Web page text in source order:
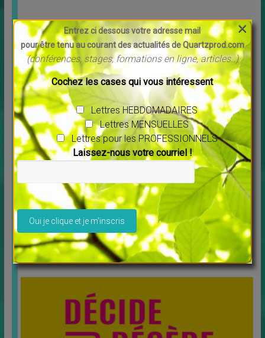
Découvrez Debowska Productions
↳LES MERVEILLES DU MONDE NOUVEAU
Livres
Profitez de la possibilité de louer ou télécharger les
films. Tous les films vous sont proposés en[…]
Message pour l’année 2025 Maitre Saint Germain
↳LES MERVEILLES DU MONDE NOUVEAU
Vous voulez écouter ce message cliquer sur ce lien :
[…]
Entrez ci dessous votre adresse mail
pour être tenu au courant des actualités de Quartzprod.com
(conférences, stages, formations en ligne, articles..)
Cochez les cases qui vous intéressent
Lettres HEBDOMADAIRES
Lettres MENSUELLES
Lettres pour les PROFESSIONNELS
Laissez-nous votre courriel !
Veuillez laisser ce champ vide.
×